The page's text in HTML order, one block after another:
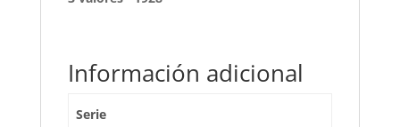
Información adicional
Serie